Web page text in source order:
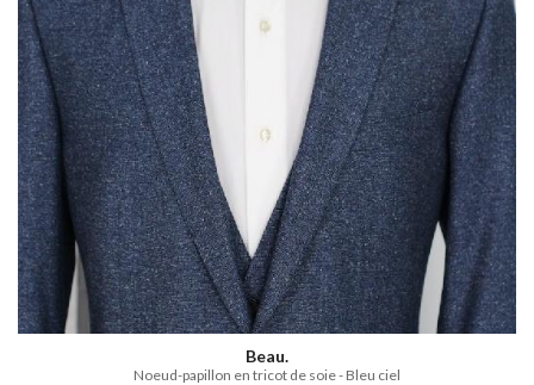
Beau.
Noeud-papillon en tricot de soie - Bleu ciel